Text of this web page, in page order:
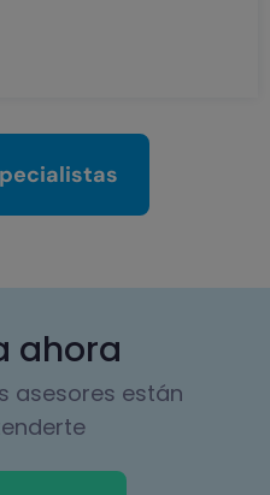
ahora
asesores están